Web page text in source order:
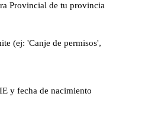
Provincial de tu provincia
(ej: 'Canje de permisos',
y fecha de nacimiento